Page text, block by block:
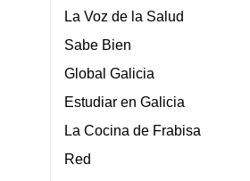
La Voz de la Salud
Sabe Bien
Global Galicia
Estudiar en Galicia
La Cocina de Frabisa
Red